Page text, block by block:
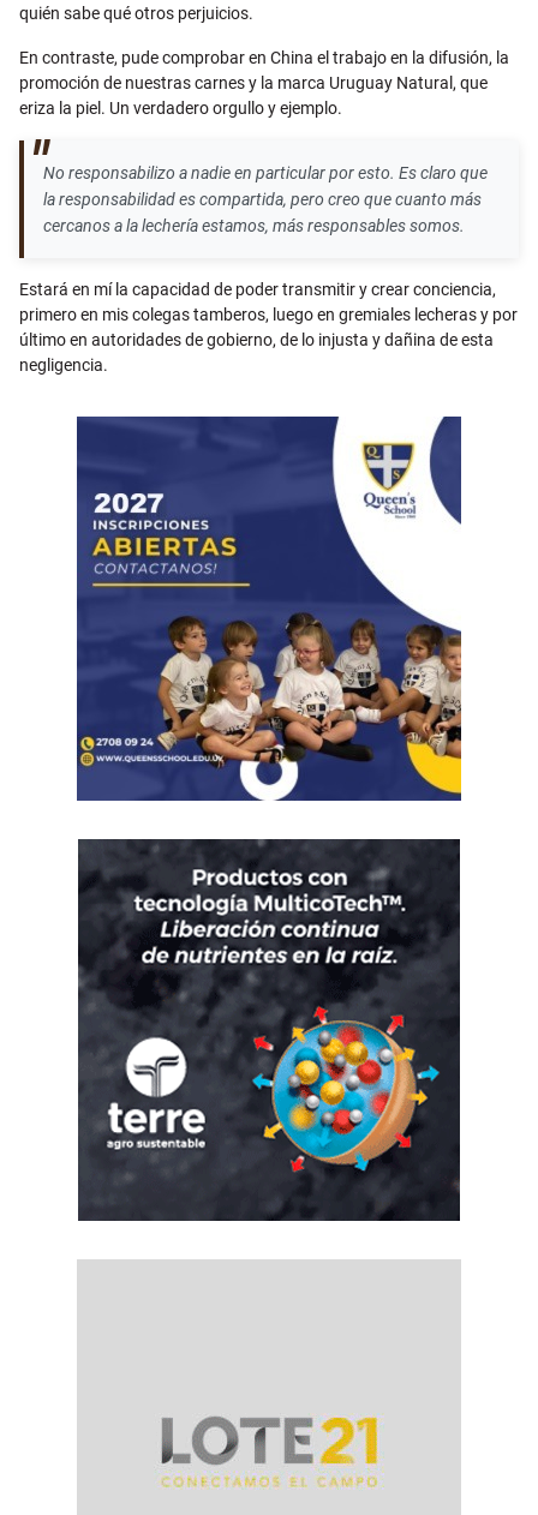
quién sabe qué otros perjuicios.
En contraste, pude comprobar en China el trabajo en la difusión, la
promoción de nuestras carnes y la marca Uruguay Natural, que
eriza la piel. Un verdadero orgullo y ejemplo.
No responsabilizo a nadie en particular por esto. Es claro que
la responsabilidad es compartida, pero creo que cuanto más
cercanos a la lechería estamos, más responsables somos.
Estará en mí la capacidad de poder transmitir y crear conciencia,
primero en mis colegas tamberos, luego en gremiales lecheras y por
último en autoridades de gobierno, de lo injusta y dañina de esta
negligencia.